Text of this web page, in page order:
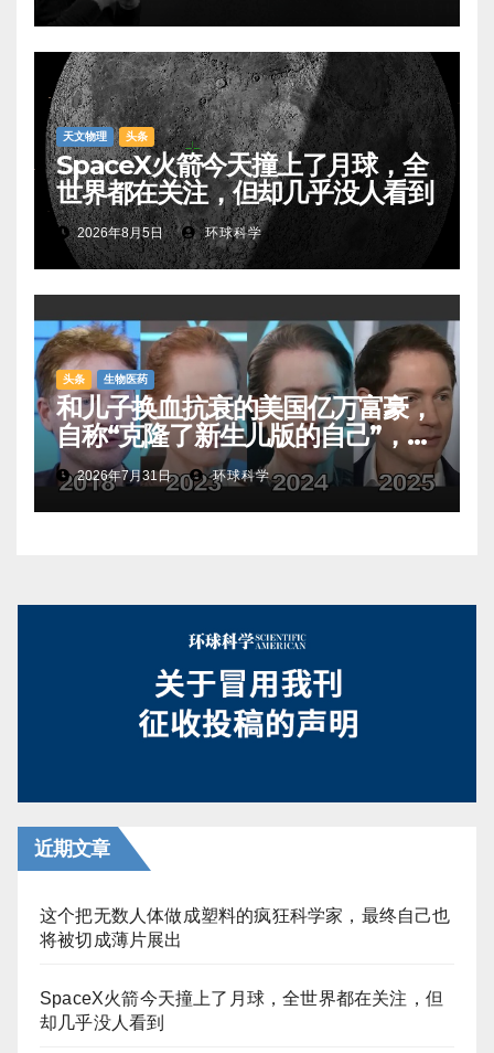
天文物理 头条
SpaceX火箭今天撞上了月球，全
世界都在关注，但却几乎没人看到
2026年8月5日 环球科学
头条 生物医药
和儿子换血抗衰的美国亿万富豪，
自称“克隆了新生儿版的自己”，真
相是……
2026年7月31日 环球科学
近期文章
这个把无数人体做成塑料的疯狂科学家，最终自己也
将被切成薄片展出
SpaceX火箭今天撞上了月球，全世界都在关注，但
却几乎没人看到